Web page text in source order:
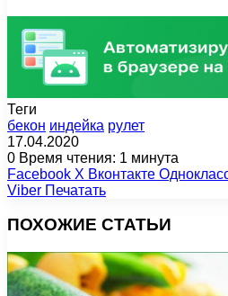
Теги
бекон индейка рулет
17.04.2020
0 Время чтения: 1 минута
Facebook X Вконтакте
Viber Печатать
ПОХОЖИЕ СТАТЬИ